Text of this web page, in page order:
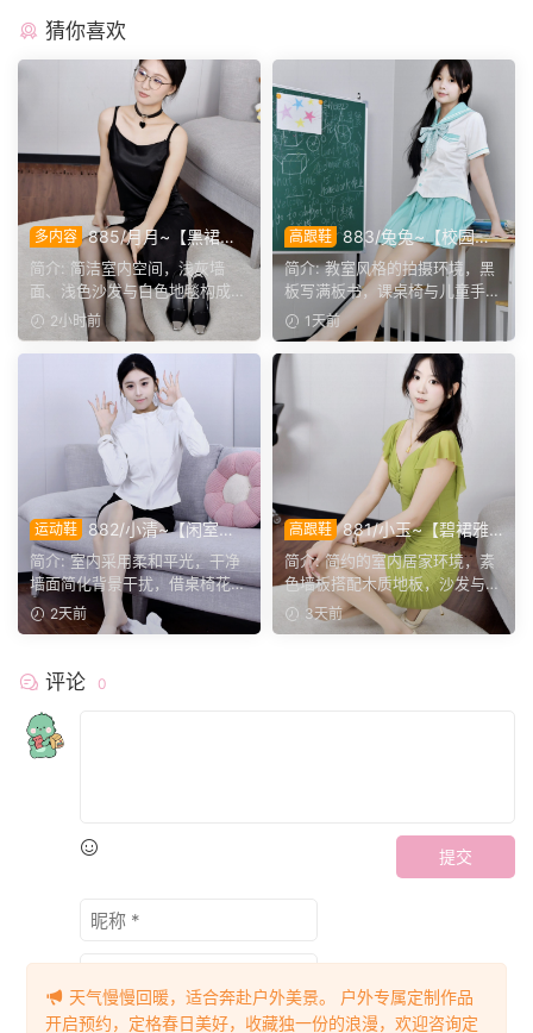
猜你喜欢
多内容 885/月月~【黑裙履
影】黑裙黑薄袜衬高跟，穿脱
鞋袜与瑜伽剧情完整呈现。
简介: 简洁室内空间，浅灰墙
面、浅色沙发与白色地毯构成干
净背景，地面预留充足活...
2小时前
高跟鞋 883/兔兔~【校园清
欢】黑板课桌椅为伴，水手服
演绎烂漫青春光景。
简介: 教室风格的拍摄环境，黑
板写满板书，课桌椅与儿童手绘
作品烘托校园氛围。兔...
1天前
运动鞋
882/小清~【闲室倩
影】素室柔光映穿搭，多样姿
态演绎清爽休闲格调。
简介: 室内采用柔和平光，干净
墙面简化背景干扰，借桌椅花艺
丰富画面层次。兼顾全...
2天前
高跟鞋 881/小玉~【碧裙雅
姿】一室柔光衬绿裙，错落姿
态尽显温婉格调。
简介: 简约的室内居家环境，素
色墙板搭配木质地板，沙发与办
公椅丰富场景层次。小...
3天前
评论 0
提交
天气慢慢回暖，适合奔赴户外美景。 户外专属定制作品
开启预约，定格春日美好，收藏独一份的浪漫，欢迎咨询定